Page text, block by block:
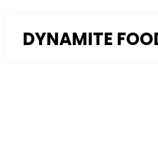
contentDYNAMITE